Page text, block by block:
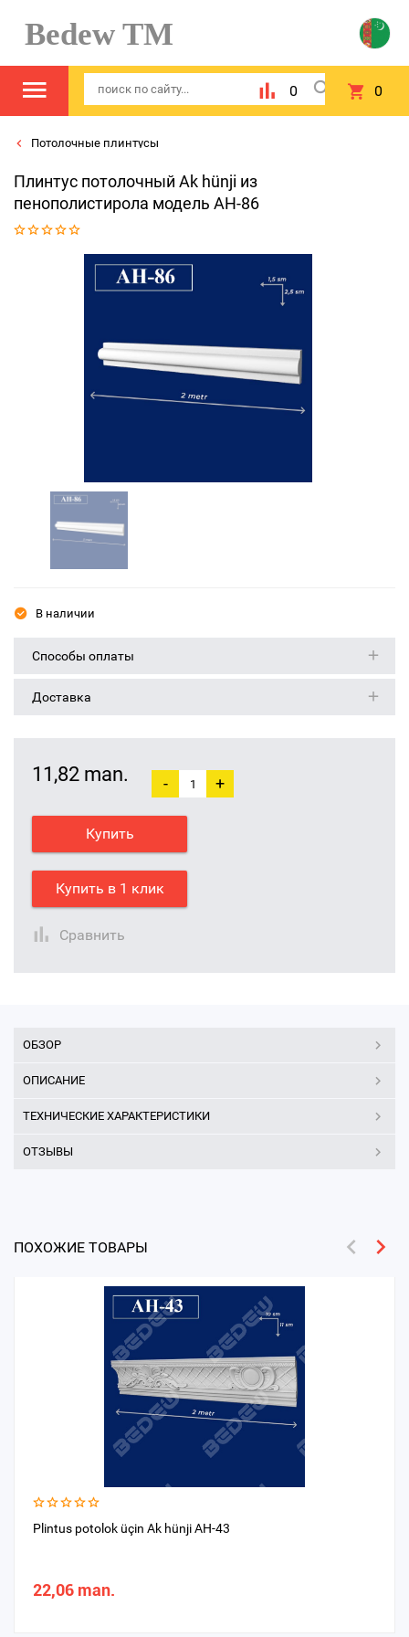
Bedew TM
0 0
Потолочные плинтусы
Плинтус потолочный Ak hünji из
пенополистирола модель AH-86
В наличии
Способы оплаты
Доставка
11,82 man. - +
Купить
Купить в 1 клик
Сравнить
ОБЗОР
ОПИСАНИЕ
ТЕХНИЧЕСКИЕ ХАРАКТЕРИСТИКИ
ОТЗЫВЫ
ПОХОЖИЕ ТОВАРЫ
Plintus potolok üçin Ak hünji AH-43
22,06 man.